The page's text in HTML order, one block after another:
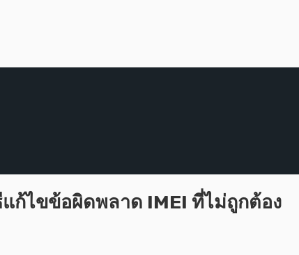
ก้ไขข้อผิดพลาด IMEI ที่ไม่ถูกต้อง